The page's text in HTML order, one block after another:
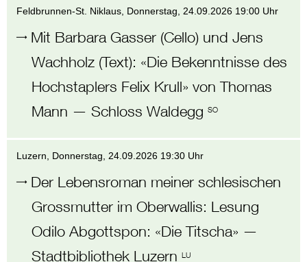
Feldbrunnen-St. Niklaus , Donnerstag, 24.09.2026 19:00 Uhr
Mit Barbara Gasser (Cello) und Jens
Wachholz (Text): «Die Bekenntnisse des
Hochstaplers Felix Krull» von Thomas
Mann — Schloss Waldegg SO
Luzern, Donnerstag,24.09.2026 19:30 Uhr
Der Lebensroman meiner schlesischen
Grossmutter im Oberwallis: Lesung
Odilo Abgottspon: «Die Titscha» —
Stadtbibliothek Luzern LU